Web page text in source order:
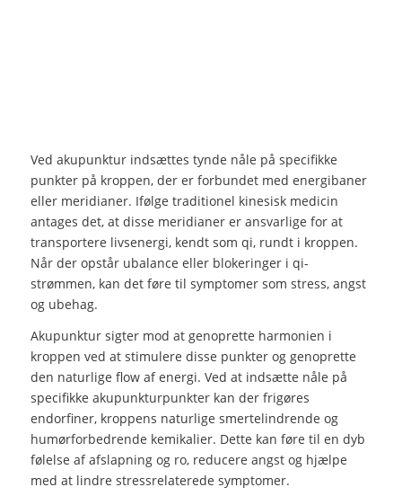
Ved akupunktur indsættes tynde nåle på specifikke
punkter på kroppen, der er forbundet med energibaner
eller meridianer. Ifølge traditionel kinesisk medicin
antages det, at disse meridianer er ansvarlige for at
transportere livsenergi, kendt som qi, rundt i kroppen.
Når der opstår ubalance eller blokeringer i qi-
strømmen, kan det føre til symptomer som stress, angst
og ubehag.
Akupunktur sigter mod at genoprette harmonien i
kroppen ved at stimulere disse punkter og genoprette
den naturlige flow af energi. Ved at indsætte nåle på
specifikke akupunkturpunkter kan der frigøres
endorfiner, kroppens naturlige smertelindrende og
humørforbedrende kemikalier. Dette kan føre til en dyb
følelse af afslapning og ro, reducere angst og hjælpe
med at lindre stressrelaterede symptomer.